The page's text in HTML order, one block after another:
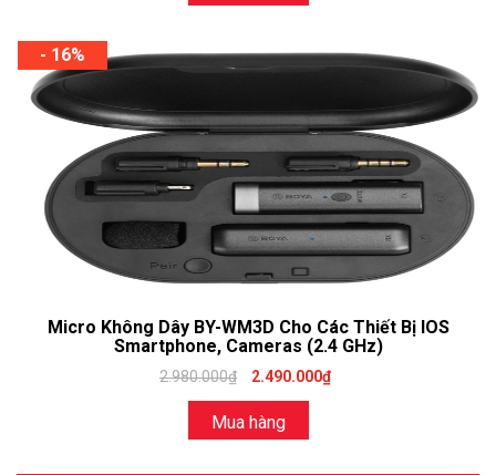
- 16%
Micro Không Dây BY-WM3D Cho Các Thiết Bị IOS
Smartphone, Cameras (2.4 GHz)
2.980.000₫ 2.490.000₫
Mua hàng